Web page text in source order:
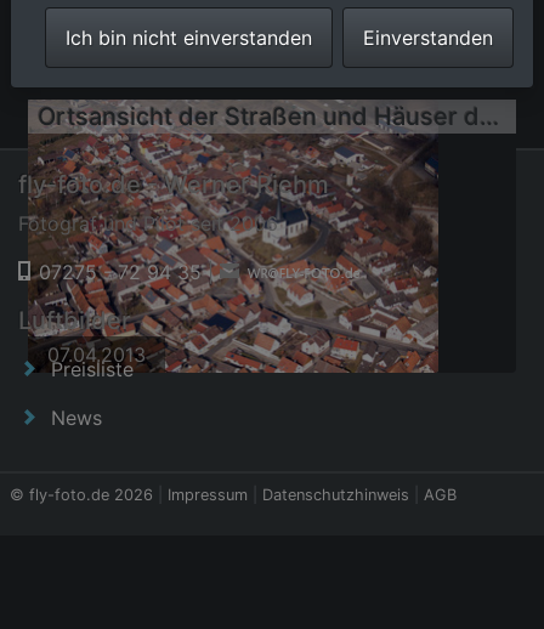
Ortsansicht der Straßen und Häuser der Wohngebiete
07.04.2013
fly-foto.de - Werner Riehm
Fotograf und Pilot seit 2006
07275 - 72 94 35|
Luftbilder
Preisliste
News
© fly-foto.de 2026 Impressum Datenschutzhinweis AGB
Ich bin nicht einverstanden Einverstanden